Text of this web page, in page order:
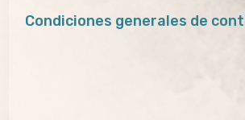
Condiciones generales de